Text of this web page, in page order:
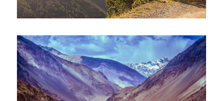
る、
あ
な
た
の
ゴ
ル